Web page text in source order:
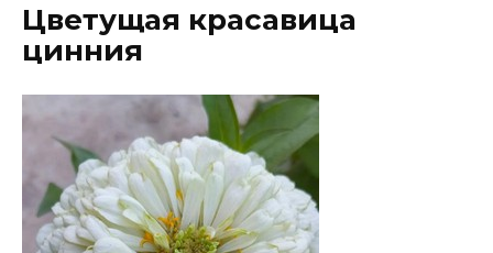
Цветущая красавица
цинния